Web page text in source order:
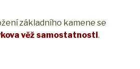
základního kamene se
věž samostatnosti.